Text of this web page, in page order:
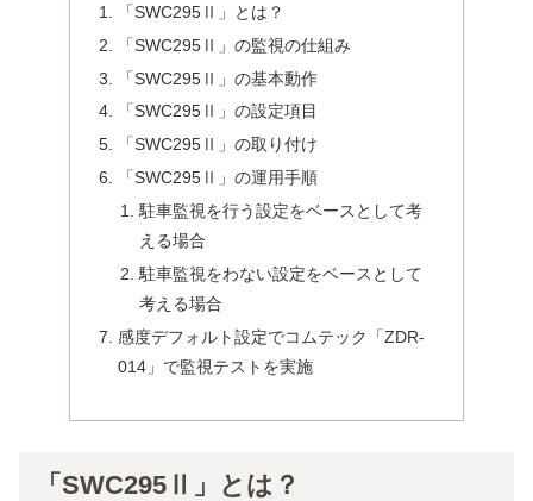
「SWC295Ⅱ」とは？
「SWC295Ⅱ」の監視の仕組み
「SWC295Ⅱ」の基本動作
「SWC295Ⅱ」の設定項目
「SWC295Ⅱ」の取り付け
「SWC295Ⅱ」の運用手順
駐車監視を行う設定をベースとして考
える場合
駐車監視をわない設定をベースとして
考える場合
感度デフォルト設定でコムテック「ZDR-
014」で監視テストを実施
「SWC295Ⅱ」とは？